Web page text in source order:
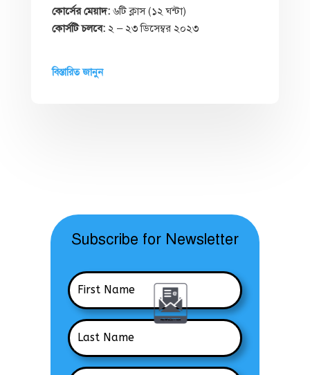
কোর্সের মেয়াদ:৬টি ক্লাস (১২ ঘন্টা)
কোর্সটি চলবে:২ – ২৩ ডিসেম্বর ২০২৩
বিস্তারিত জানুন
Subscribe for Newsletter